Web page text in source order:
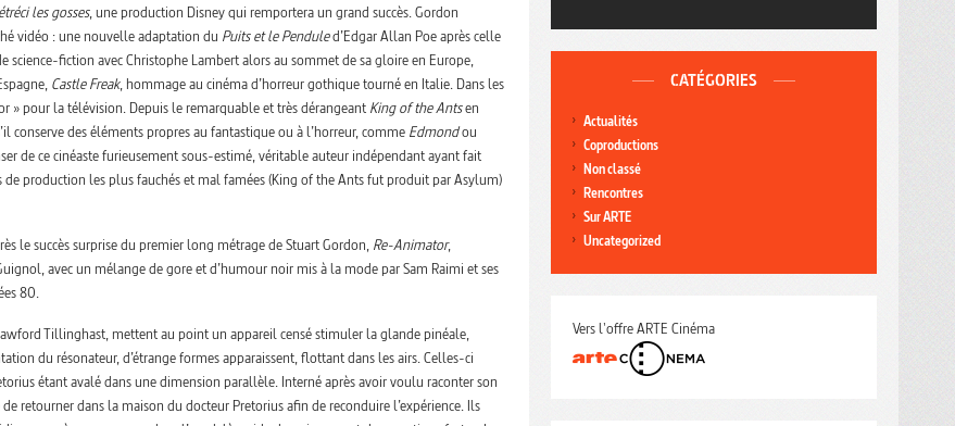
les gosses, une production Disney qui remportera un grand succès. Gordon
vidéo : une nouvelle adaptation du Puits et le Penduled’Edgar Allan Poe après celle
science-fiction avec Christophe Lambert alors au sommet de sa gloire en Europe,
Castle Freak, hommage au cinéma d’horreur gothique tourné en Italie. Dans les
» pour la télévision. Depuis le remarquable et très dérangeant King of the Antsen
conserve des éléments propres au fantastique ou à l’horreur, comme Edmondou
de ce cinéaste furieusement sous-estimé, véritable auteur indépendant ayant fait
production les plus fauchés et mal famées (King of the Ants fut produit par Asylum)
le succès surprise du premier long métrage de Stuart Gordon, Re-Animator,
avec un mélange de gore et d’humour noir mis à la mode par Sam Raimi et ses
80.
Tillinghast, mettent au point un appareil censé stimuler la glande pinéale,
du résonateur, d’étrange formes apparaissent, flottant dans les airs. Celles-ci
étant avalé dans une dimension parallèle. Interné après avoir voulu raconter son
retourner dans la maison du docteur Pretorius afin de reconduire l’expérience. Ils
CATÉGORIES
Actualités
Coproductions
Non classé
Rencontres
Sur ARTE
Uncategorized
Vers l'offre ARTE Cinéma